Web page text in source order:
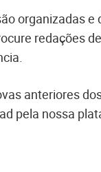
organizadas
redações
anteriores
pela nossa